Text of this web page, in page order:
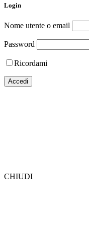
Login
Nome utente o email
Password
Ricordami
CHIUDI